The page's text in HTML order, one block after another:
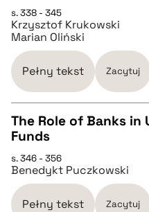
pobierz cytat
BIBTEX
s. 338 - 345
Krzysztof Krukowski
Marian Oliński
Pełny tekst Zacytuj
pobierz cytat
The Role of Banks
Funds
s. 346 - 356
Benedykt Puczkowski
Pełny tekst Zacytuj